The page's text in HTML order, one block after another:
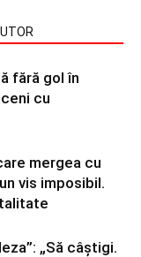
fără gol în
cu
mergea cu
vis imposibil.
„Să câștigi.